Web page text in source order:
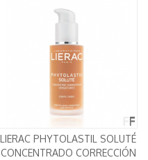
LIERAC PHYTOLASTIL SOLUTÉ
CONCENTRADO CORRECCIÓN